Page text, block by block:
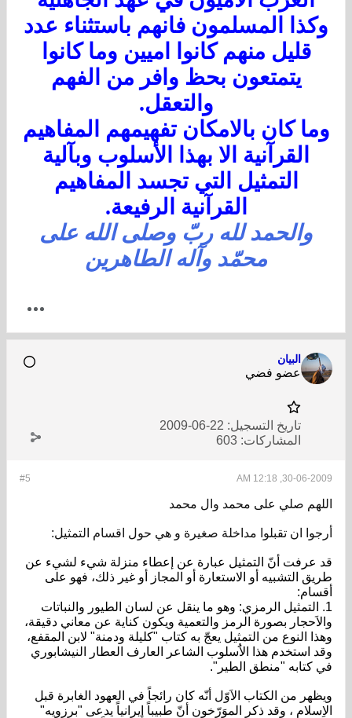
المسلمون فانهم باستثناء عدد
قليل منهم كانوا اميين وما كانوا
يتمتعون بحظ وافر من الفهم
والتعقل.
كان بالامكان تفهيمهم المفاهيم
القرآنية الا بهذا الأسلوب وبآلية
التمثيل التي تجسد المفاهيم
القرآنية الرفيعة.
والحمد لله ربّ وصلى الله على
محمّد وآله الطاهرين
البيان
عضو فضي
تاريخ التسجيل: 22-06-2009
المشاركات: 603
30-06-2009,
صلي على محمد وال محمد
ان تقبلوا مداخلة صغيرة و هي حول اقسام التمثيل:
عرفت أنّ التمثيل عبارة عن إعطاء منزلة شيء لشيء عن
التشبيه أو الاستعارة أو المجاز أو غير ذلك، فهو على
1. التمثيل الرمزي: وهو ما ينقل عن لسان الطيور والنباتات
بصورة الرمز والتعمية ويكون كناية عن معاني دقيقة،
النوع من التمثيل يعجّ به كتاب "كليلة ودمنة" لابن المقفع،
استخدم هذا الاَُسلوب الشاعر العارف العطار النيشابوري
كتابه "منطق الطير".
من الكتاب الاَوّل أنّه كان رائجاً في العهود الغابرة قبل
، وقد ذكر الموَرّخون أنّ طبيباً إيرانياً يدعى "برزويه"